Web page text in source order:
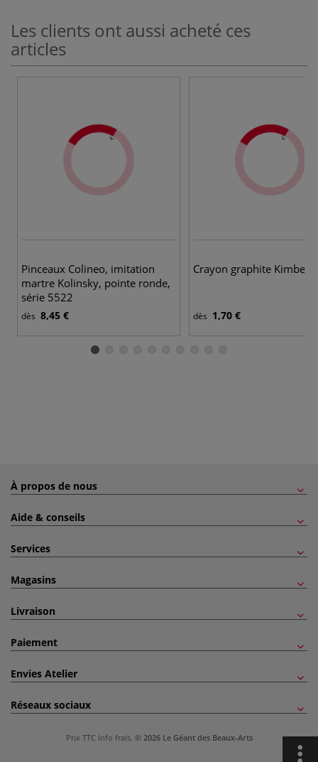
Les clients ont aussi acheté ces
articles
Pinceaux Colineo, imitation
martre Kolinsky, pointe ronde,
série 5522
dès 8,45 €
Crayon graphite Kimberly
dès 1,70 €
À propos de nous
Aide & conseils
Services
Magasins
Livraison
Paiement
Envies Atelier
Réseaux sociaux
Prix TTC Info frais. © 2026 Le Géant des Beaux-Arts